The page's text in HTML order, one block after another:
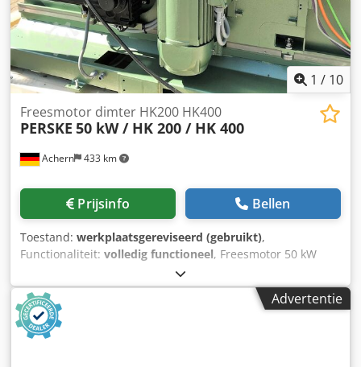
1 / 10
Achern 433 km
Freesmotor dimter HK200 HK400
PERSKE 50 kW / HK 200 / HK 400
Prijsinfo Bellen
Toestand: werkplaatsgereviseerd (gebruikt),
Functionaliteit: volledig functioneel, Freesmotor 50 kW
vlakke motor Vingerlas-freesautomaat Voor vingerlas-
freesautomaat Dimter HK200 Dimter HK250 Dimter HK400
Verschillende spil-lengtes Op de foto's is een door firma
jöma gereviseerde Dimter HK400 frees- en lijmautomaat te
zien, hamerslaggroen 2K Codpfx Asm Sgvzjl Rsha Aanvoer
Advertentie